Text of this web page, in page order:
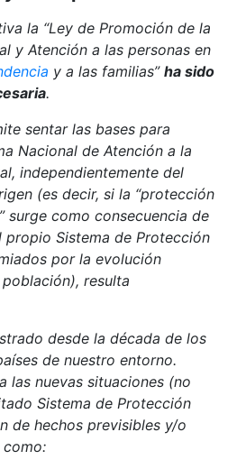
la “Ley de Promoción de la
y Atención a las personas en
y a las familias” ha sido
.
sentar las bases para
Nacional de Atención a la
independientemente del
(es decir, si la “protección
surge como consecuencia de
propio Sistema de Protección
por la evolución
resulta
desde la década de los
de nuestro entorno.
las nuevas situaciones (no
Sistema de Protección
de hechos previsibles y/o